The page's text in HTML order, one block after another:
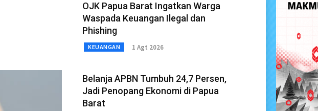
OJK Papua Barat Ingatkan Warga
Waspada Keuangan Ilegal dan
Phishing
KEUANGAN 1 Agt 2026
Belanja APBN Tumbuh 24,7 Persen,
Jadi Penopang Ekonomi di Papua
Barat